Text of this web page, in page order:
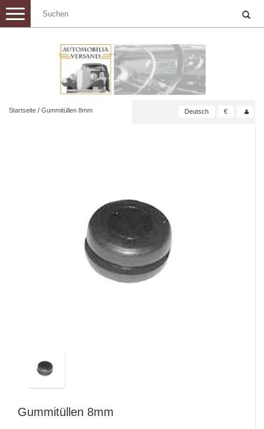
Toggle
navigation
Startseite / Gummitüllen 8mm Deutsch €
Gummitüllen 8mm